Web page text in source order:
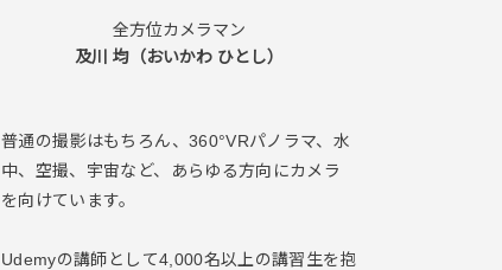
全方位カメラマン
及川 均（おいかわ ひとし）
普通の撮影はもちろん、360°VRパノラマ、水
中、空撮、宇宙など、あらゆる方向にカメラ
を向けています。
Udemyの講師として4,000名以上の講習生を抱